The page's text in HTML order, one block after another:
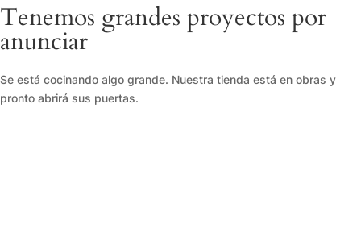
Tenemos grandes proyectos por
anunciar
Se está cocinando algo grande. Nuestra tienda está en obras y
pronto abrirá sus puertas.